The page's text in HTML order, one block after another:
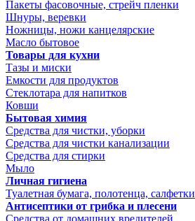
Пакеты фасовочные, стрейч пленки
Шнуры, веревки
Ножницы, ножи канцелярские
Масло бытовое
Товары для кухни
Тазы и миски
Емкости для продуктов
Стеклотара для напитков
Ковши
Бытовая химия
Средства для чистки, уборки
Средства для чистки канализации
Средства для стирки
Мыло
Личная гигиена
Туалетная бумага, полотенца, салфетки
Антисептики от грибка и плесени
Средства от домашних вредителей